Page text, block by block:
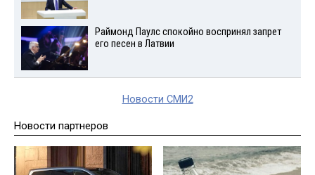
Раймонд Паулс спокойно воспринял запрет
его песен в Латвии
Новости СМИ2
Новости партнеров